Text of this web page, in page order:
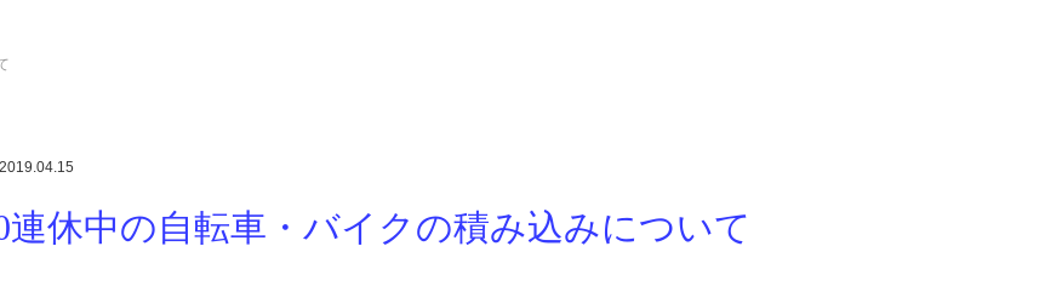
2019.04.15
連休中の自転車・バイクの積み込みについて